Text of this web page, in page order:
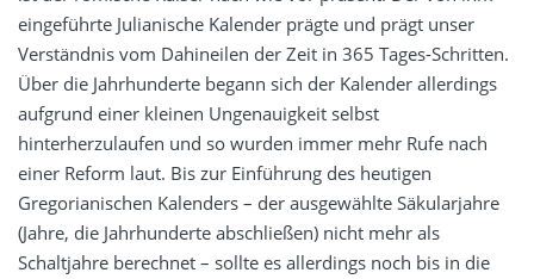
eingeführte Julianische Kalender prägte und prägt unser
Verständnis vom Dahineilen der Zeit in 365 Tages-Schritten.
Über die Jahrhunderte begann sich der Kalender allerdings
aufgrund einer kleinen Ungenauigkeit selbst
hinterherzulaufen und so wurden immer mehr Rufe nach
einer Reform laut. Bis zur Einführung des heutigen
Gregorianischen Kalenders – der ausgewählte Säkularjahre
(Jahre, die Jahrhunderte abschließen) nicht mehr als
Schaltjahre berechnet – sollte es allerdings noch bis in die